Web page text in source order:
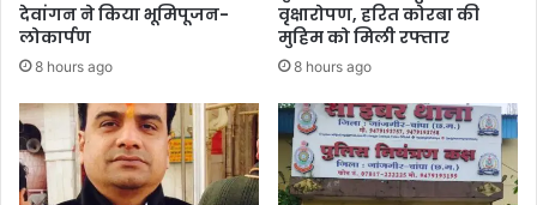
देवांगन ने किया भूमिपूजन-
लोकार्पण
8 hours ago
वृक्षारोपण, हरित कोरबा की
मुहिम को मिली रफ्तार
8 hours ago